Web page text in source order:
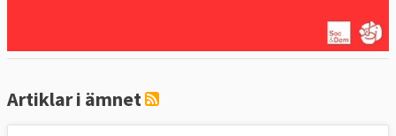
Artiklar i ämnet